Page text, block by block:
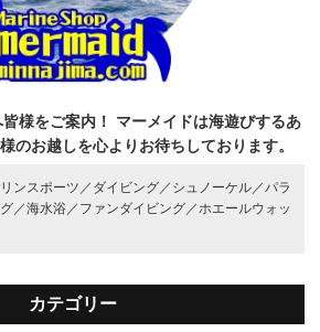
様をご案内！
マーメイドは海遊びするあ
のお越しを心よりお待ちしております。
ンスポーツ／ ダイビング／ シュノーケル／ パラ
／海水浴／ ファンダイビング／ ホエールウォッ
カテゴリー